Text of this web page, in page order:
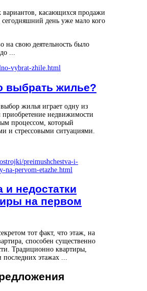
касающихся продажи
день уже мало кого
на свою деятельность было
...
выбрать жилье?
жилья играет одну из
недвижимости
процессом, который
и стрессовыми ситуациями.
недостатки
на первом
тот факт, что этаж, на
способен существенно
Традиционно квартиры,
этажах ...